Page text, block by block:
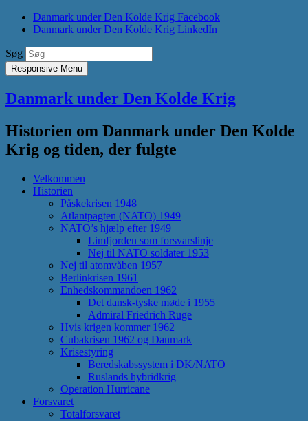
Danmark under Den Kolde Krig Facebook
Danmark under Den Kolde Krig LinkedIn
Søg
Responsive Menu
Danmark under Den Kolde Krig
Historien om Danmark under Den Kolde
Krig og tiden, der fulgte
Velkommen
Historien
Påskekrisen 1948
Atlantpagten (NATO) 1949
NATO’s hjælp efter 1949
Limfjorden som forsvarslinje
Nej til NATO soldater 1953
Nej til atomvåben 1957
Berlinkrisen 1961
Enhedskommandoen 1962
Det dansk-tyske møde i 1955
Admiral Friedrich Ruge
Hvis krigen kommer 1962
Cubakrisen 1962 og Danmark
Krisestyring
Beredskabssystem i DK/NATO
Ruslands hybridkrig
Operation Hurricane
Forsvaret
Totalforsvaret